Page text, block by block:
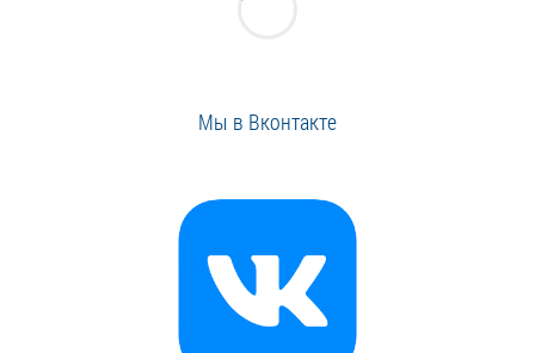
Мы в Вконтакте